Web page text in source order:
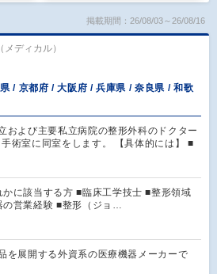
掲載期間：26/08/03～26/08/16
ディカル）
/ 京都府 / 大阪府 / 兵庫県 / 奈良県 / 和歌
および主要私立病院の整形外科のドクター
術室に同室をします。 【具体的には】 ■
かに該当する方 ■臨床工学技士 ■整形領域
の営業経験 ■整形（ジョ…
を展開する外資系の医療機器メーカーで